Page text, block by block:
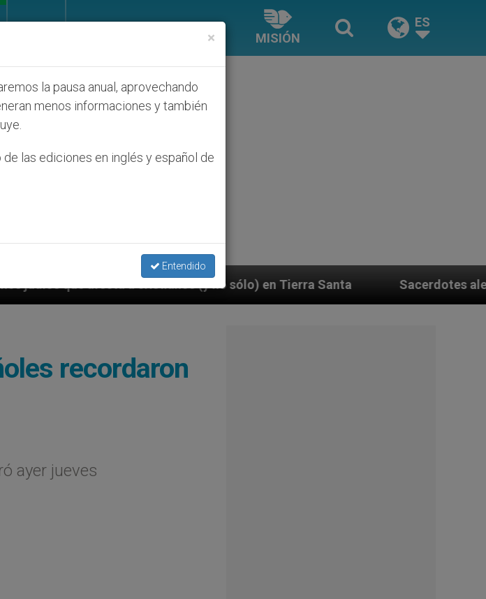
MISIÓN
ES
(y no sólo) en Tierra Santa Sacerdotes alemanes fieles al Papa
recordaron
ayer jueves
×
la pausa anual, aprovechando
menos informaciones y también
las ediciones en inglés y español de
Entendido